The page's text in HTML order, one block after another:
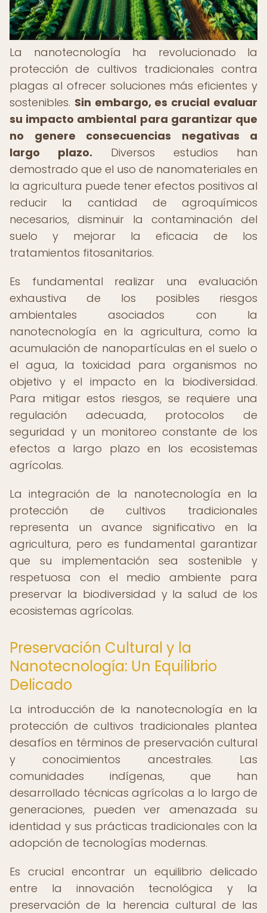
La nanotecnología ha revolucionado la
protección de cultivos tradicionales contra
plagas al ofrecer soluciones más eficientes y
sostenibles. Sin embargo, es crucial evaluar
su impacto ambiental para garantizar que
no genere consecuencias negativas a
largo plazo. Diversos estudios han
demostrado que el uso de nanomateriales en
la agricultura puede tener efectos positivos al
reducir la cantidad de agroquímicos
necesarios, disminuir la contaminación del
suelo y mejorar la eficacia de los
tratamientos fitosanitarios.
Es fundamental realizar una evaluación
exhaustiva de los posibles riesgos
ambientales asociados con la
nanotecnología en la agricultura, como la
acumulación de nanopartículas en el suelo o
el agua, la toxicidad para organismos no
objetivo y el impacto en la biodiversidad.
Para mitigar estos riesgos, se requiere una
regulación adecuada, protocolos de
seguridad y un monitoreo constante de los
efectos a largo plazo en los ecosistemas
agrícolas.
La integración de la nanotecnología en la
protección de cultivos tradicionales
representa un avance significativo en la
agricultura, pero es fundamental garantizar
que su implementación sea sostenible y
respetuosa con el medio ambiente para
preservar la biodiversidad y la salud de los
ecosistemas agrícolas.
Preservación Cultural y la
Nanotecnología: Un Equilibrio
Delicado
La introducción de la nanotecnología en la
protección de cultivos tradicionales plantea
desafíos en términos de preservación cultural
y conocimientos ancestrales. Las
comunidades indígenas, que han
desarrollado técnicas agrícolas a lo largo de
generaciones, pueden ver amenazada su
identidad y sus prácticas tradicionales con la
adopción de tecnologías modernas.
Es crucial encontrar un equilibrio delicado
entre la innovación tecnológica y la
preservación de la herencia cultural de las